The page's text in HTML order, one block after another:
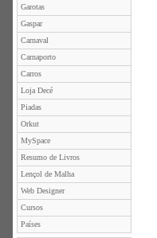
Garotas
Gaspar
Carnaval
Carnaporto
Carros
Loja Decé
Piadas
Orkut
MySpace
Resumo de Livros
Lençol de Malha
Web Designer
Cursos
Países